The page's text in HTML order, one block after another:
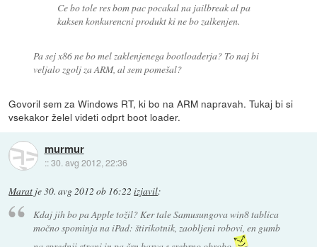
Ce bo tole res bom pac pocakal na jailbreak al pa
kaksen konkurencni produkt ki ne bo zalkenjen.
Pa sej x86 ne bo mel zaklenjenega bootloaderja? To naj bi
veljalo zgolj za ARM, al sem pomešal?
Govoril sem za Windows RT, ki bo na ARM napravah. Tukaj bi si
vsekakor želel videti odprt boot loader.
murmur
::30. avg 2012, 22:36
Marat je30. avg 2012 ob 16:22 izjavil:
Kdaj jih bo pa Apple tožil? Ker tale Samusungova win8 tablica
močno spominja na iPad: štirikotnik, zaobljeni robovi, en gumb